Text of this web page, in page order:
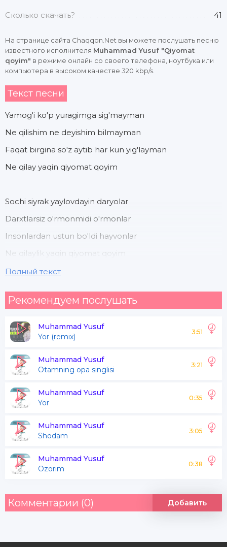
Сколько скачать? 41
На странице сайта Chaqqon.Net вы можете послушать песню
известного исполнителя Muhammad Yusuf "Qiyomat
qoyim" в режиме онлайн со своего телефона, ноутбука или
компьютера в высоком качестве 320 kbp/s.
Текст песни
Yamog'i ko'p yuragimga sig'mayman
Ne qilishim ne deyishim bilmayman
Faqat birgina so'z aytib har kun yig'layman
Ne qilay yaqin qiyomat qoyim
Sochi siyrak yaylovdayin daryolar
Darxtlarsiz o'rmonmidi o'rmonlar
Insonlardan ustun bo'ldi hayvonlar
Ne qilaylik yaqin qiyomat qoyim
Ketdi deya quvondilar zolimlar
Har burchakdan chiqib kelar xoinlar
Odamlar odamlar xushyor bo'ling
Полный текст
Рекомендуем послушать
Muhammad Yusuf
Yor (remix)
3:51
Muhammad Yusuf
Otamning opa singlisi
3:21
Muhammad Yusuf
Yor
0:35
Muhammad Yusuf
Shodam
3:05
Muhammad Yusuf
Ozorim
0:38
Комментарии (0) Добавить